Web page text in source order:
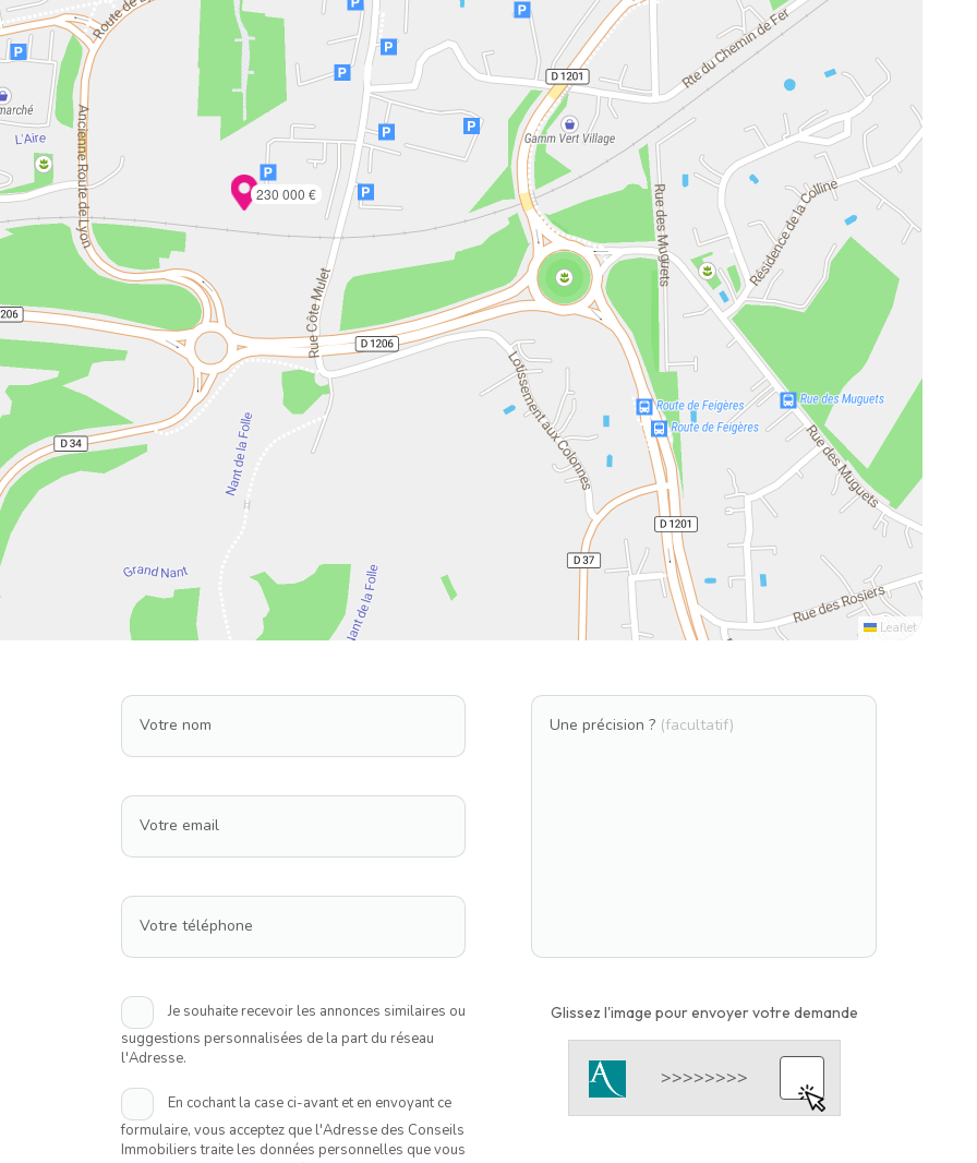
230 000 €
Leaflet
Votre nom
Votre email
Votre téléphone
Je souhaite recevoir les annonces similaires ou
suggestions personnalisées de la part du réseau
l'Adresse.
En cochant la case ci-avant et en envoyant ce
formulaire, vous acceptez que l'Adresse des Conseils
Immobiliers traite les données personnelles que vous
Une précision ? (facultatif)
Glissez l'image pour envoyer votre demande